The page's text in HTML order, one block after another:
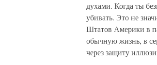
духами. Когда ты
убивать. Это не
Штатов Америки в
обычную жизнь, в
через защиту